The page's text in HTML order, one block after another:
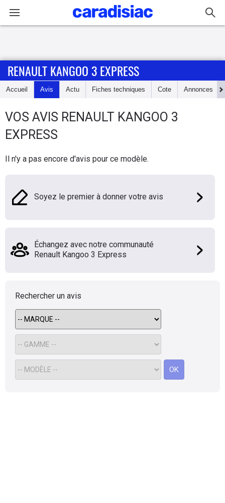
Accueil
Essais
d'achat
Auto
Forum
Moto
Marques
RENAULT KANGOO 3 EXPRESS
Accueil Avis Actu Fiches techniques Cote Annonces
VOS AVIS RENAULT KANGOO 3
EXPRESS
Il n'y a pas encore d'avis pour ce modèle.
Soyez le premier à donner votre avis
Échangez avec notre communauté
Renault Kangoo 3 Express
Rechercher un avis
OK